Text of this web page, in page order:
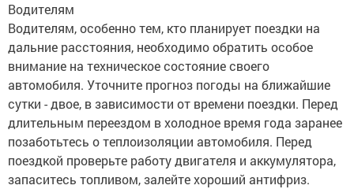
Водителям
Водителям, особенно тем, кто планирует поездки на
дальние расстояния, необходимо обратить особое
внимание на техническое состояние своего
автомобиля. Уточните прогноз погоды на ближайшие
сутки - двое, в зависимости от времени поездки. Перед
длительным переездом в холодное время года заранее
позаботьтесь о теплоизоляции автомобиля. Перед
поездкой проверьте работу двигателя и аккумулятора,
запаситесь топливом, залейте хороший антифриз.